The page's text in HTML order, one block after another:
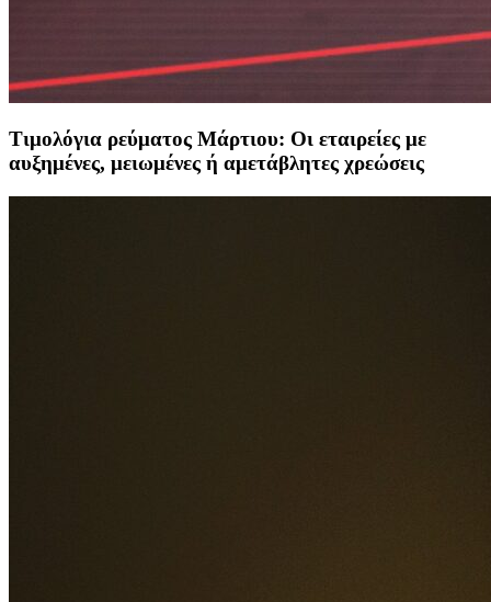
Τιμολόγια ρεύματος Μάρτιου: Οι εταιρείες με
αυξημένες, μειωμένες ή αμετάβλητες χρεώσεις